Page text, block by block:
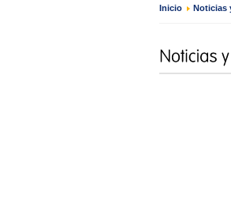
Inicio › Noticias